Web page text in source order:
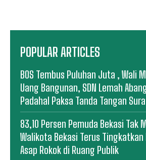
POPULAR ARTICLES
BOS Tembus Puluhan Juta , Wali
Uang Bangunan, SDN Lemah
Padahal Paksa Tanda Tangan
83,10 Persen Pemuda Bekasi Tak
Walikota Bekasi Terus Tingkatkan
Asap Rokok di Ruang Publik